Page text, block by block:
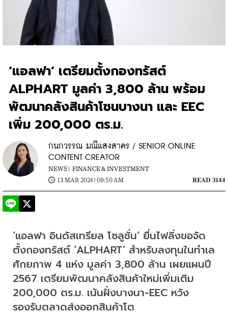
‘แอลฟา’ เตรียมตั้งกองทรัสต์
ALPHART มูลค่า 3,800 ล้าน พร้อม
พัฒนาคลังสินค้าโซนบางนา และ EEC
เพิ่ม 200,000 ตร.ม.
กนกวรรณ มณีแสงสาคร / SENIOR ONLINE
CONTENT CREATOR
NEWS | FINANCE & INVESTMENT
13 MAR 2024 | 09:50 AM
READ 3144
​​‘แอลฟา อินดัสเทรียล โซลูชั่น’ ยื่นไฟลิ่งขอจัด
ตั้งกองทรัสต์ ‘ALPHART’ สำหรับลงทุนในทำเล
ศักยภาพ 4 แห่ง มูลค่า 3,800 ล้าน เผยแผนปี
2567 เตรียมพัฒนาคลังสินค้าใหม่เพิ่มเติม
200,000 ตร.ม. เน้นฝั่งบางนา-EEC หวัง
รองรับตลาดส่งออกสินค้าโต